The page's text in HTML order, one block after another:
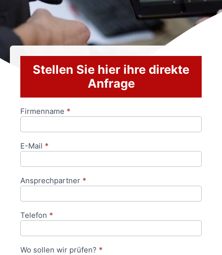
Stellen Sie hier ihre direkte
Anfrage
Anfrageformular
Firmenname *
E-Mail *
Ansprechpartner *
Telefon *
Wo sollen wir prüfen? *